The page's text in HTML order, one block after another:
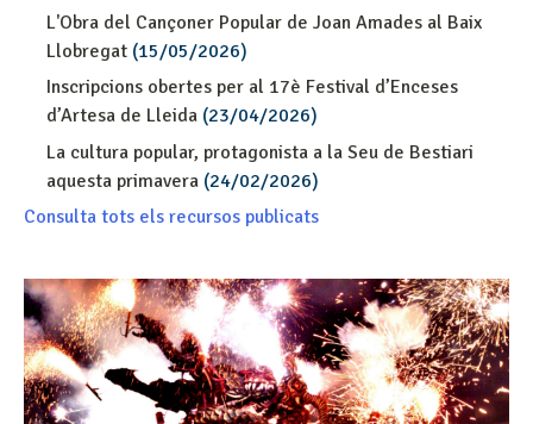
L'Obra del Cançoner Popular de Joan Amades al Baix
Llobregat (15/05/2026)
Inscripcions obertes per al 17è Festival d’Enceses
d’Artesa de Lleida (23/04/2026)
La cultura popular, protagonista a la Seu de Bestiari
aquesta primavera (24/02/2026)
Consulta tots els recursos publicats